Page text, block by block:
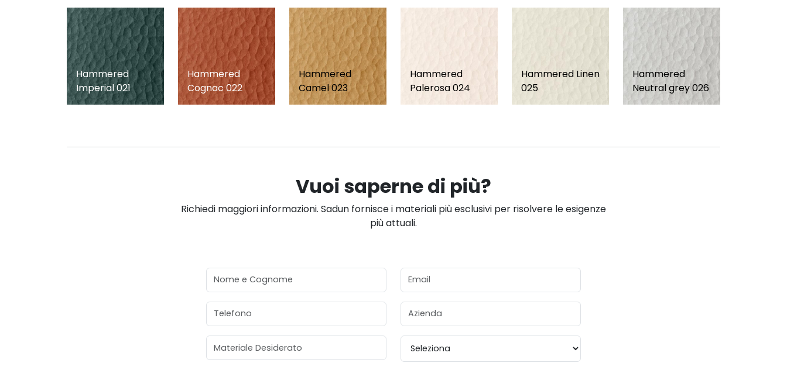
Hammered
Imperial 021
Hammered
Cognac 022
Hammered
Camel 023
Hammered
Palerosa 024
Hammered Linen
025
Hammered
Neutral grey 026
Vuoi saperne di più?
Richiedi maggiori informazioni. Sadun fornisce i materiali più esclusivi per risolvere le esigenze
più attuali.
Nome e Cognome Email
Telefono Azienda
Materiale Desiderato Provincia